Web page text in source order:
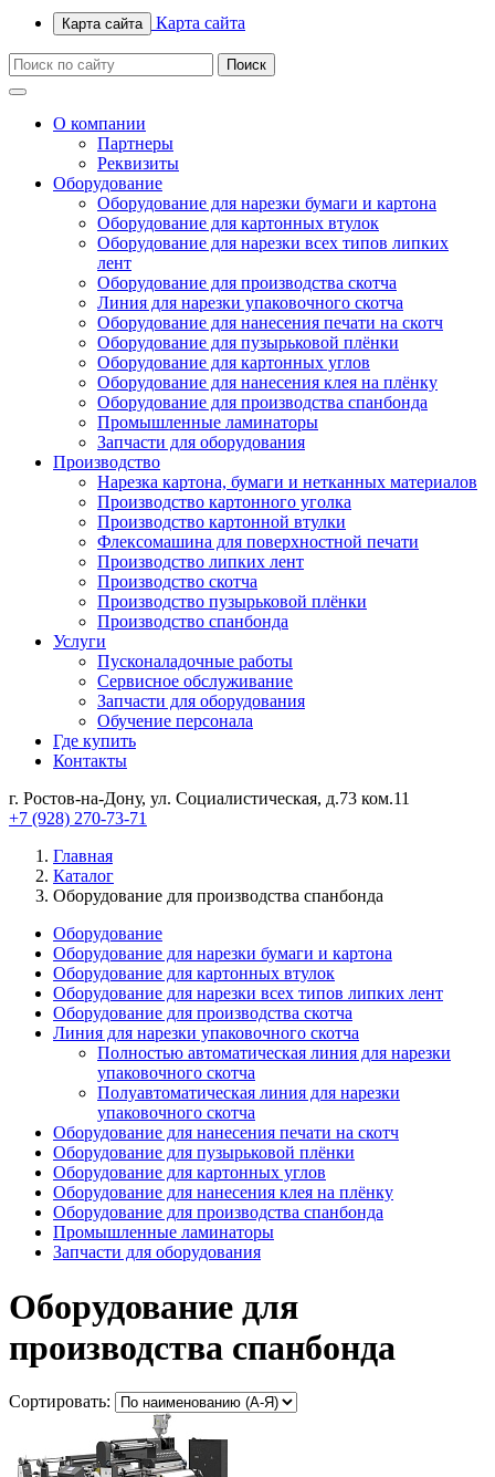
Карта сайта Карта сайта
О компании
Партнеры
Реквизиты
Оборудование
Оборудование для нарезки бумаги и картона
Оборудование для картонных втулок
Оборудование для нарезки всех типов липких
лент
Оборудование для производства скотча
Линия для нарезки упаковочного скотча
Оборудование для нанесения печати на скотч
Оборудование для пузырьковой плёнки
Оборудование для картонных углов
Оборудование для нанесения клея на плёнку
Оборудование для производства спанбонда
Промышленные ламинаторы
Запчасти для оборудования
Производство
Нарезка картона, бумаги и нетканных материалов
Производство картонного уголка
Производство картонной втулки
Флексомашина для поверхностной печати
Производство липких лент
Производство скотча
Производство пузырьковой плёнки
Производство спанбонда
Услуги
Пусконаладочные работы
Сервисное обслуживание
Запчасти для оборудования
Обучение персонала
Где купить
Контакты
г. Ростов-на-Дону, ул. Социалистическая, д.73 ком.11
+7 (928) 270-73-71
Главная
Каталог
Оборудование для производства спанбонда
Оборудование
Оборудование для нарезки бумаги и картона
Оборудование для картонных втулок
Оборудование для нарезки всех типов липких лент
Оборудование для производства скотча
Линия для нарезки упаковочного скотча
Полностью автоматическая линия для нарезки
упаковочного скотча
Полуавтоматическая линия для нарезки
упаковочного скотча
Оборудование для нанесения печати на скотч
Оборудование для пузырьковой плёнки
Оборудование для картонных углов
Оборудование для нанесения клея на плёнку
Оборудование для производства спанбонда
Промышленные ламинаторы
Запчасти для оборудования
Оборудование для
производства спанбонда
Сортировать: